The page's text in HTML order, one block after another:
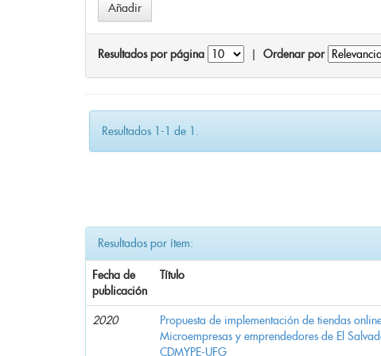
Resultados por página Ordenar por
Resultados 1-1 de 1.
Resultados por ítem:
Fecha de
publicación
Título
2020
Propuesta de implementación de tiendas
Microempresas y emprendedores de El
CDMYPE-UFG